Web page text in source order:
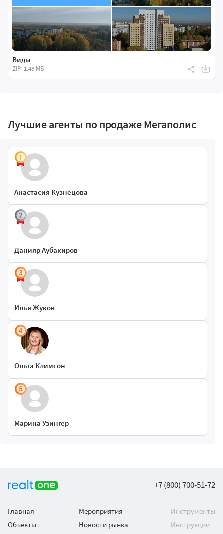
Виды
ZIP 1.48 МБ
Лучшие агенты по продаже Мегаполис
Анастасия Кузнецова
Данияр Аубакиров
Илья Жуков
Ольга Климсон
Марина Узингер
+7 (800) 700-51-72
Главная
Объекты
Мероприятия
Новости рынка
Инструменты
Инструкции